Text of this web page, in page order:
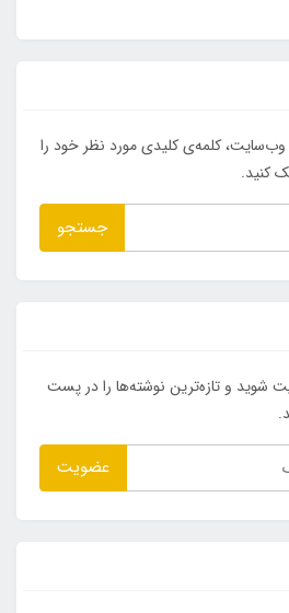
کلمه‌ی کلیدی مورد نظر خود را
کنید.
جستجو
شوید و تازه‌ترین نوشته‌ها را در پست
عضویت